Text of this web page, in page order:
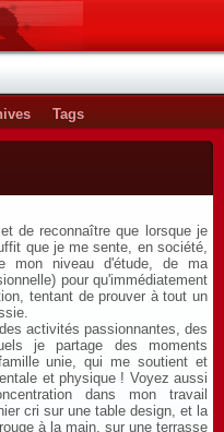
Tags
de reconnaître que lorsque je
que je me sente, en société,
mon niveau d'étude, de ma
pour qu'immédiatement
tentant de prouver à tout un
activités passionnantes, des
je partage des moments
unie, qui me soutient et
et physique ! Voyez aussi
dans mon travail
cri sur une table design, et la
à la main, sur une terrasse